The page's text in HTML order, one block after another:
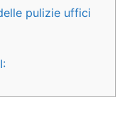
pulizie uffici